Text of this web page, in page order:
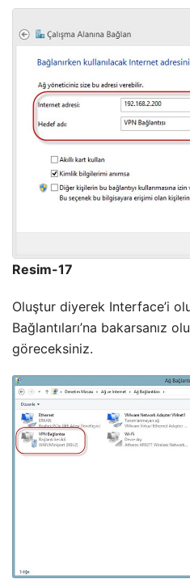
Resim-17
Oluştur diyerek Interface’i
Bağlantıları’na bakarsanız
göreceksiniz.